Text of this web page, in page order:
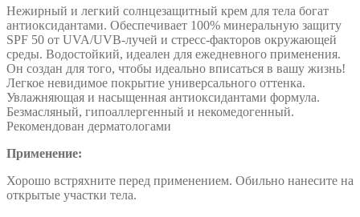
Нежирный и легкий солнцезащитный крем для тела богат
антиоксидантами. Обеспечивает 100% минеральную защиту
SPF 50 от UVA/UVB-лучей и стресс-факторов окружающей
среды. Водостойкий, идеален для ежедневного применения.
Он создан для того, чтобы идеально вписаться в вашу жизнь!
Легкое невидимое покрытие универсального оттенка.
Увлажняющая и насыщенная антиоксидантами формула.
Безмасляный, гипоаллергенный и некомедогенный.
Рекомендован дерматологами
Применение:
Хорошо встряхните перед применением. Обильно нанесите на
открытые участки тела.